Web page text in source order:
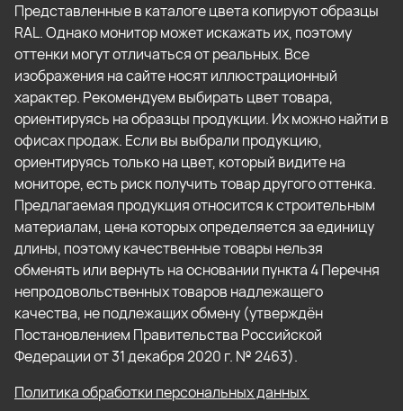
Представленные в каталоге цвета копируют образцы
RAL. Однако монитор может искажать их, поэтому
оттенки могут отличаться от реальных. Все
изображения на сайте носят иллюстрационный
характер. Рекомендуем выбирать цвет товара,
ориентируясь на образцы продукции. Их можно найти в
офисах продаж. Если вы выбрали продукцию,
ориентируясь только на цвет, который видите на
мониторе, есть риск получить товар другого оттенка.
Предлагаемая продукция относится к строительным
материалам, цена которых определяется за единицу
длины, поэтому качественные товары нельзя
обменять или вернуть на основании пункта 4 Перечня
непродовольственных товаров надлежащего
качества, не подлежащих обмену (утверждён
Постановлением Правительства Российской
Федерации от 31 декабря 2020 г. № 2463).
Политика обработки персональных данных